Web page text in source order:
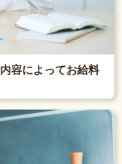
容によってお給料